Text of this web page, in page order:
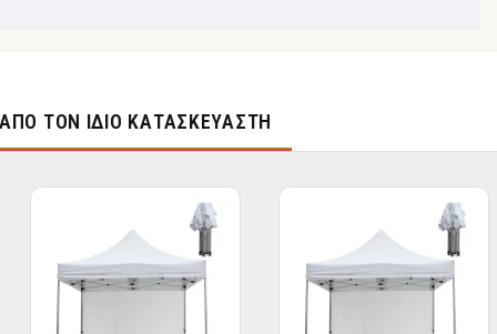
ΑΠΌ ΤΟΝ ΊΔΙΟ ΚΑΤΑΣΚΕΥΑΣΤΉ